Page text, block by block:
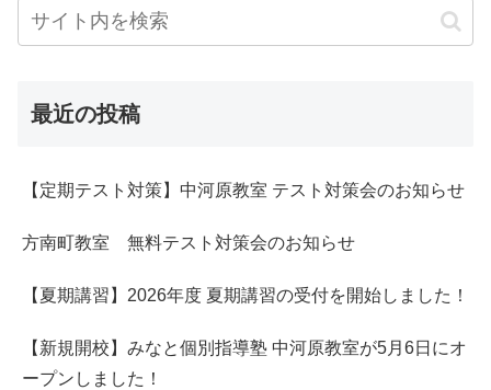
最近の投稿
【定期テスト対策】中河原教室 テスト対策会のお知らせ
方南町教室 無料テスト対策会のお知らせ
【夏期講習】2026年度 夏期講習の受付を開始しました！
【新規開校】みなと個別指導塾 中河原教室が5月6日にオ
ープンしました！